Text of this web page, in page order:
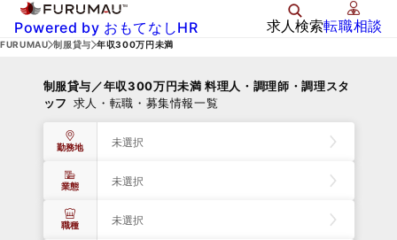
Powered by おもてなしHR 求人検索転職相談
FURUMAU 制服貸与 年収300万円未満
制服貸与／年収300万円未満 料理人・調理師・調理スタ
ッフ 求人・転職・募集情報一覧
勤務地 未選択
業態 未選択
職種 未選択